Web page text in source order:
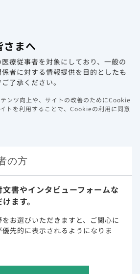
情報
ージに「JCR2025学
加しました。
レカ（RA）
れる情報は、医師または薬剤師による指導に
メン
ご利用規約
さまへ
療従事者を対象にしており、 一般の
者に対する情報提供を目的としたも
了承ください。
ンツ向上や、サイトの改善のためにCookie
トを利用することで、Cookieの利用に同意
の方
書やインタビューフォームな
ます。
お選びいただきますと、 ご関心に
先的に表示されるようになりま